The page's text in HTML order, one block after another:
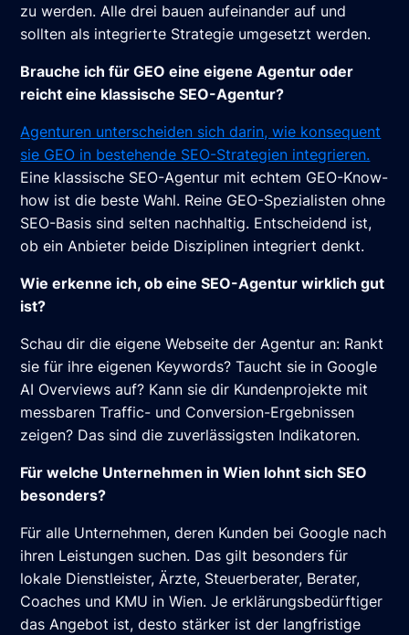
zu werden. Alle drei bauen aufeinander auf und
sollten als integrierte Strategie umgesetzt werden.
Brauche ich für GEO eine eigene Agentur oder
reicht eine klassische SEO-Agentur?
Agenturen unterscheiden sich darin, wie konsequent
sie GEO in bestehende SEO-Strategien integrieren.
Eine klassische SEO-Agentur mit echtem GEO-Know-
how ist die beste Wahl. Reine GEO-Spezialisten ohne
SEO-Basis sind selten nachhaltig. Entscheidend ist,
ob ein Anbieter beide Disziplinen integriert denkt.
Wie erkenne ich, ob eine SEO-Agentur wirklich gut
ist?
Schau dir die eigene Webseite der Agentur an: Rankt
sie für ihre eigenen Keywords? Taucht sie in Google
AI Overviews auf? Kann sie dir Kundenprojekte mit
messbaren Traffic- und Conversion-Ergebnissen
zeigen? Das sind die zuverlässigsten Indikatoren.
Für welche Unternehmen in Wien lohnt sich SEO
besonders?
Für alle Unternehmen, deren Kunden bei Google nach
ihren Leistungen suchen. Das gilt besonders für
lokale Dienstleister, Ärzte, Steuerberater, Berater,
Coaches und KMU in Wien. Je erklärungsbedürftiger
das Angebot ist, desto stärker ist der langfristige